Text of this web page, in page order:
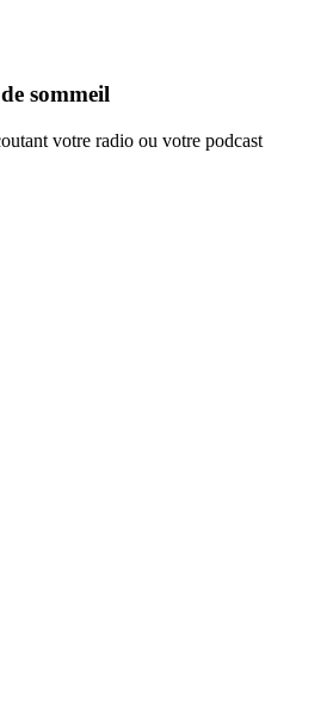
sommeil
votre radio ou votre podcast